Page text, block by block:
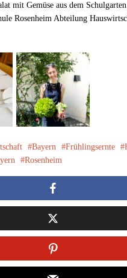
mit Gemüse aus dem
Rosenheim Abteilung
Bayern Frühlingsernte
Rosenheim